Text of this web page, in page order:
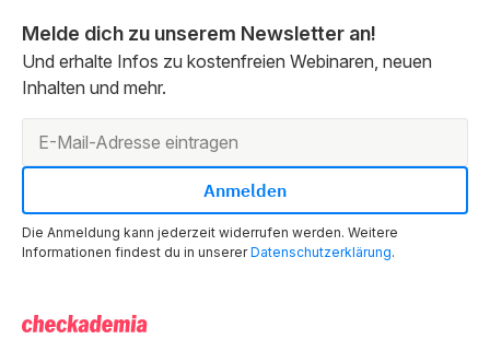
Melde dich zu unserem Newsletter an!
Und erhalte Infos zu kostenfreien Webinaren, neuen
Inhalten und mehr.
Die Anmeldung kann jederzeit widerrufen werden. Weitere
Informationen findest du in unsererDatenschutzerklärung.